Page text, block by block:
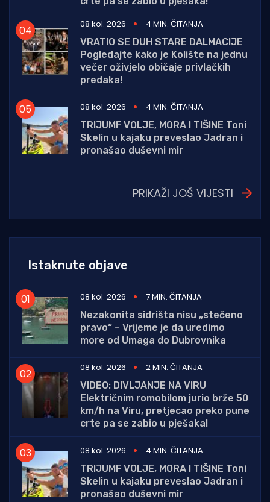
08 kol. 2026
4 MIN. ČITANJA
VRATIO SE DUH STARE DALMACIJE
Pogledajte kako je Kolište na jednu
večer oživjelo običaje privlačkih
predaka!
08 kol. 2026
4 MIN. ČITANJA
TRIJUMF VOLJE, MORA I TIŠINE Toni
Skelin u kajaku preveslao Jadran i
pronašao duševni mir
PRIKAŽI JOŠ VIJESTI
Istaknute objave
08 kol. 2026
7 MIN. ČITANJA
Nezakonita sidrišta nisu „stečeno
pravo“ – Vrijeme je da uredimo
more od Umaga do Dubrovnika
08 kol. 2026
2 MIN. ČITANJA
VIDEO: DIVLJANJE NA VIRU
Električnim romobilom jurio brže 50
km/h na Viru, pretjecao preko pune
crte pa se zabio u pješaka!
08 kol. 2026
4 MIN. ČITANJA
TRIJUMF VOLJE, MORA I TIŠINE Toni
Skelin u kajaku preveslao Jadran i
pronašao duševni mir